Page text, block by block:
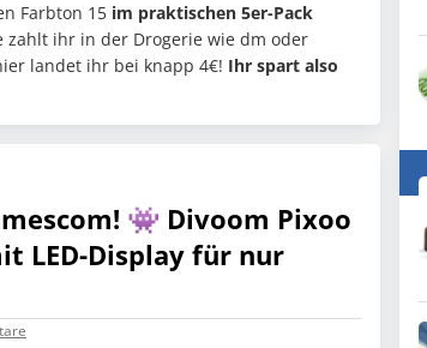
Farbton 15 im praktischen 5er-Pack
zahlt ihr in der Drogerie wie dm oder
landet ihr bei knapp 4€! Ihr spart also
👾 Divoom Pixoo
LED-Display für nur